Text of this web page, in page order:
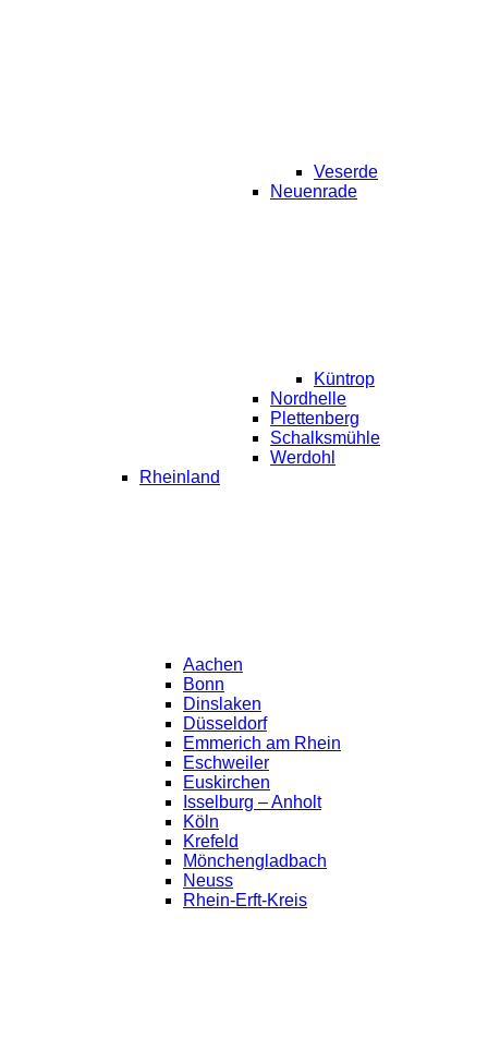
Veserde
Neuenrade
Küntrop
Nordhelle
Plettenberg
Schalksmühle
Werdohl
Rheinland
Aachen
Bonn
Dinslaken
Düsseldorf
Emmerich am Rhein
Eschweiler
Euskirchen
Isselburg – Anholt
Köln
Krefeld
Mönchengladbach
Neuss
Rhein-Erft-Kreis